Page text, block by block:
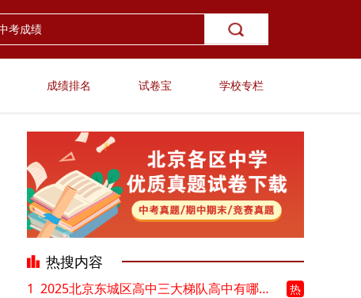
成绩排名 试卷宝 学校专栏
热搜内容
1 2025北京东城区高中三大梯队高中有哪些？录取分数线是多少？ 热